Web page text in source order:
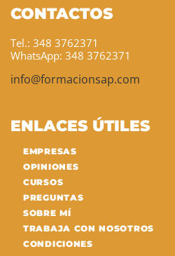
CONTACTOS
Tel.: 348 3762371
WhatsApp: 348 3762371
info@formacionsap.com
ENLACES ÚTILES
EMPRESAS
OPINIONES
CURSOS
PREGUNTAS
SOBRE MÍ
TRABAJA CON NOSOTROS
CONDICIONES